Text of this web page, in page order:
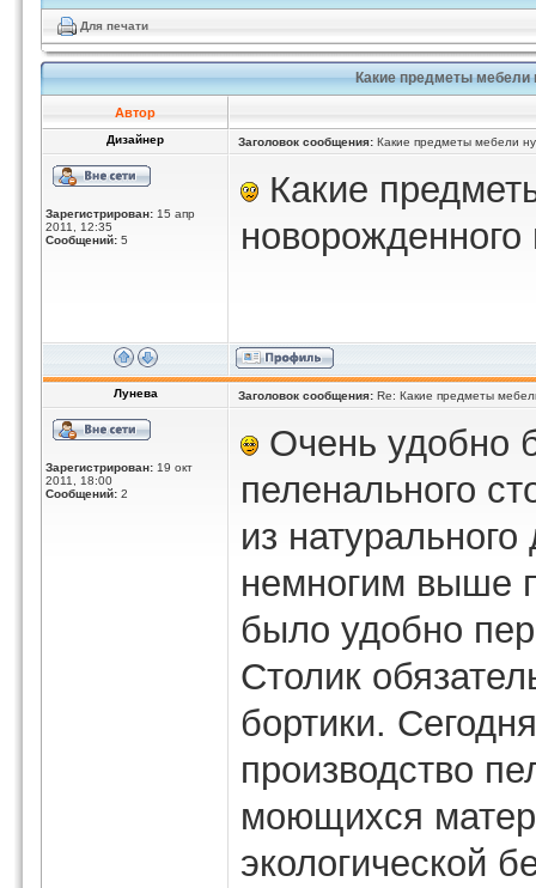
Для печати
Какие предметы мебели
Автор
Дизайнер Заголовок сообщения: Какие предметы мебели
Зарегистрирован: 15 апр
2011, 12:35
Сообщений: 5
Какие
Лунева Заголовок сообщения: Re: Какие предметы
Зарегистрирован: 19 окт
2011, 18:00
Сообщений: 2
Очень удобно
пеленального
из
немногим выше
было удобно
Столик
бортики.
производство
моющихся
экологической